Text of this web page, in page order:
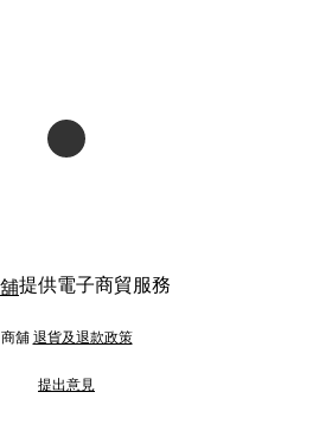
提供電子商貿服務
商舖 退貨及退款政策
提出意見